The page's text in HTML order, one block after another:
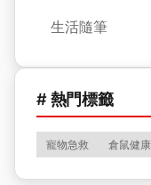
生活隨筆
# 熱門標籤
寵物急救 倉鼠健康